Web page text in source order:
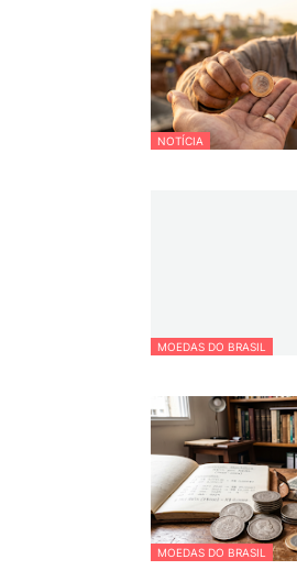
NOTÍCIA
MOEDAS DO BRASIL
MOEDAS DO BRASIL